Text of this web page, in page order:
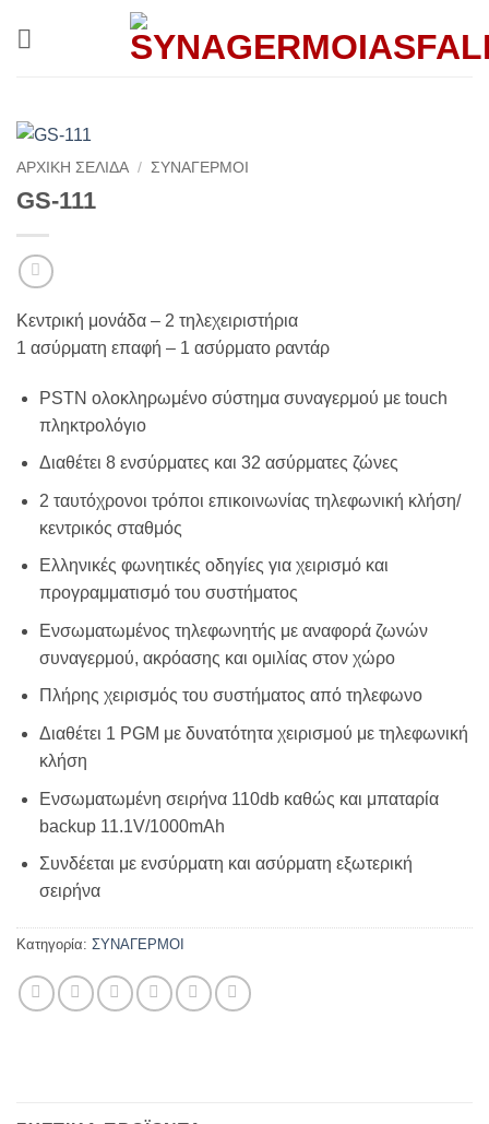
ΑΡΧΙΚΉ ΣΕΛΊΔΑ / ΣΥΝΑΓΕΡΜΟΙ
GS-111
Κεντρική μονάδα – 2 τηλεχειριστήρια
1 ασύρματη επαφή – 1 ασύρματο ραντάρ
PSTN ολοκληρωμένο σύστημα συναγερμού με touch
πληκτρολόγιο
Διαθέτει 8 ενσύρματες και 32 ασύρματες ζώνες
2 ταυτόχρονοι τρόποι επικοινωνίας τηλεφωνική κλήση/
κεντρικός σταθμός
Ελληνικές φωνητικές οδηγίες για χειρισμό και
προγραμματισμό του συστήματος
Ενσωματωμένος τηλεφωνητής με αναφορά ζωνών
συναγερμού, ακρόασης και ομιλίας στον χώρο
Πλήρης χειρισμός του συστήματος από τηλεφωνο
Διαθέτει 1 PGM με δυνατότητα χειρισμού με τηλεφωνική
κλήση
Ενσωματωμένη σειρήνα 110db καθώς και μπαταρία
backup 11.1V/1000mAh
Συνδέεται με ενσύρματη και ασύρματη εξωτερική
σειρήνα
Κατηγορία: ΣΥΝΑΓΕΡΜΟΙ